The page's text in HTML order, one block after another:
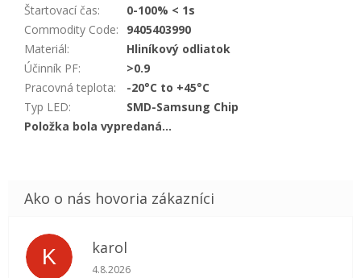
Štartovací čas:
0-100% < 1s
Commodity Code:
9405403990
Materiál:
Hliníkový odliatok
Účinník PF:
>0.9
Pracovná teplota:
-20°C to +45°C
Typ LED:
SMD-Samsung Chip
Položka bola vypredaná…
K karol
Hodnotenie obchodu je 5 z 5 hviezdičiek.
4.8.2026